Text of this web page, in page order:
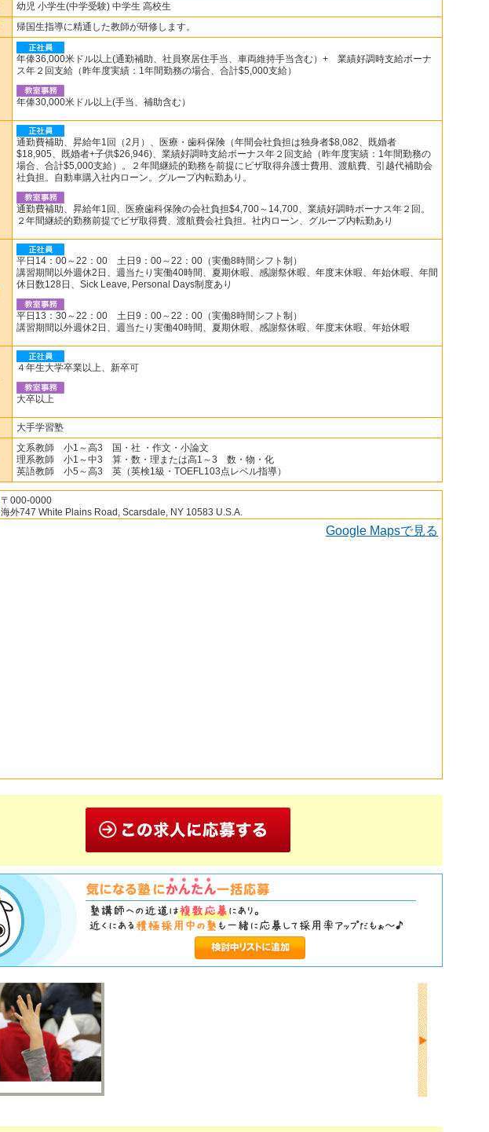
幼児 小学生(中学受験) 中学生 高校生
帰国生指導に精通した教師が研修します。
年俸36,000米ドル以上(通勤補助、社員寮居住手当、車両維持手当含む）+ 業績好調時支給ボーナ
ス年２回支給（昨年度実績：1年間勤務の場合、合計$5,000支給）
年俸30,000米ドル以上(手当、補助含む）
通勤費補助、昇給年1回（2月）、医療・歯科保険（年間会社負担は独身者$8,082、既婚者
$18,905、既婚者+子供$26,946)、業績好調時支給ボーナス年２回支給（昨年度実績：1年間勤務の
場合、合計$5,000支給）。２年間継続的勤務を前提にビザ取得弁護士費用、渡航費、引越代補助会
社負担。自動車購入社内ローン。グループ内転勤あり。
通勤費補助、昇給年1回、医療歯科保険の会社負担$4,700～14,700、業績好調時ボーナス年２回。
２年間継続的勤務前提でビザ取得費、渡航費会社負担。社内ローン、グループ内転勤あり
平日14：00～22：00 土日9：00～22：00（実働8時間シフト制）
講習期間以外週休2日、週当たり実働40時間、夏期休暇、感謝祭休暇、年度末休暇、年始休暇、年間
休日数128日、Sick Leave, Personal Days制度あり
平日13：30～22：00 土日9：00～22：00（実働8時間シフト制）
講習期間以外週休2日、週当たり実働40時間、夏期休暇、感謝祭休暇、年度末休暇、年始休暇
４年生大学卒業以上、新卒可
大卒以上
大手学習塾
文系教師 小1～高3 国・社 ・作文・小論文
理系教師 小1～中3 算・数・理または高1～3 数・物・化
英語教師 小5～高3 英（英検1級・TOEFL103点レベル指導）
〒000-0000
海外747 White Plains Road, Scarsdale, NY 10583 U.S.A.
Google Mapsで見る